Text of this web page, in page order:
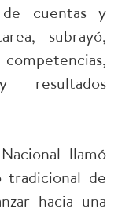
cuentas y
subrayó,
resultados
llamó
tradicional de
hacia una